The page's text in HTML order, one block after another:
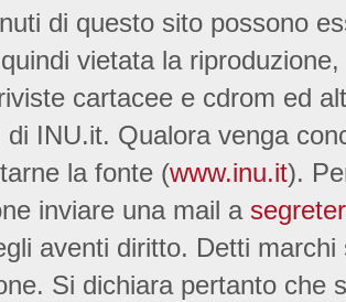
di questo sito possono
vietata la
cartacee e cdrom ed
di INU.it. Qualora venga
la fonte (www.inu.it).
inviare una mail a
aventi diritto. Detti
Si dichiara pertanto che